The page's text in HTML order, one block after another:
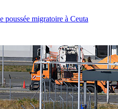
poussée migratoire à Ceuta